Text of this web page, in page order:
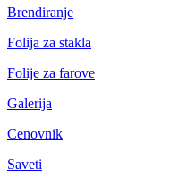
Brendiranje
Folija za stakla
Folije za farove
Galerija
Cenovnik
Saveti